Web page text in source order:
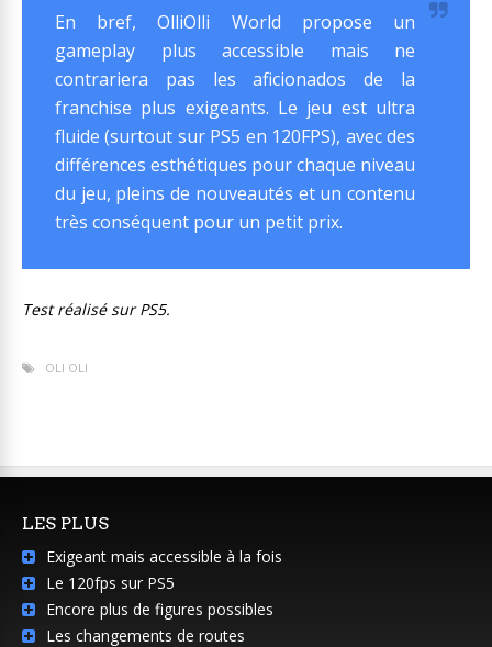
En bref, OlliOlli World propose un
gameplay plus accessible mais ne
contrariera pas les aficionados de la
franchise plus exigeants. Le jeu est ultra
fluide (surtout sur PS5 en 120FPS), avec des
différences esthétiques pour chaque niveau
du jeu, pleins de nouveautés et un contenu
très conséquent pour un petit prix.
Test réalisé sur PS5.
OLI OLI
LES PLUS
Exigeant mais accessible à la fois
Le 120fps sur PS5
Encore plus de figures possibles
Les changements de routes